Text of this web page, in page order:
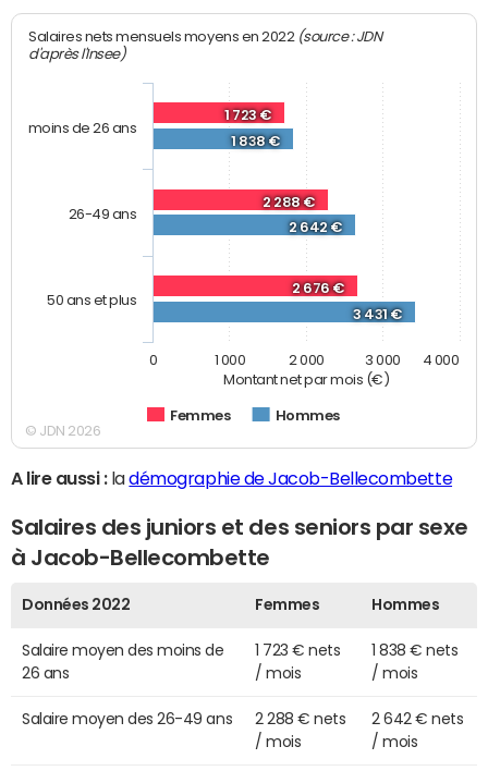
Montant net par mois (€)
Salaires nets mensuels moyens en 2022 (source : JDN
d'après l'Insee)
1 723 €
2 288 €
2 676 €
1 838 €
2 642 €
3 431 €
Femmes Hommes
moins de 26 ans
26-49 ans
50 ans et plus
0 1 000 2 000 3 000 4 000
© JDN 2026
A lire aussi :ladémographie de Jacob-Bellecombette
Salaires des juniors et des seniors par sexe
à Jacob-Bellecombette
Données 2022 Femmes Hommes
Salaire moyen des moins de
26 ans
1 723 € nets
/ mois
1 838 € nets
/ mois
Salaire moyen des 26-49 ans
2 288 € nets
/ mois
2 642 € nets
/ mois